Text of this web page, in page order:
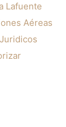
Lafuente
Aéreas